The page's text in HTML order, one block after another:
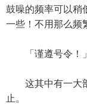
鼓噪的频率可以稍
一些！不用那么频
「谨遵号令！」
这其中有一大部
止。